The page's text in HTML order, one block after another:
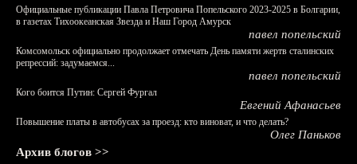
Официальные публикации Павла Петровича Попельского 2023-2025 в Болгарии,
в газетах Тихоокеанская Звезда и Наш Город Амурск
павел попельский
Комсомольск официально продолжает отмечать День памяти жертв сталинских
репрессий: задумаемся...
павел попельский
Кого боится Путин: Сергей Фургал
Евгений Афанасьев
Повышение платы в автобусах за проезд: кто виноват, и что делать?
Олег Паньков
Архив блогов >>